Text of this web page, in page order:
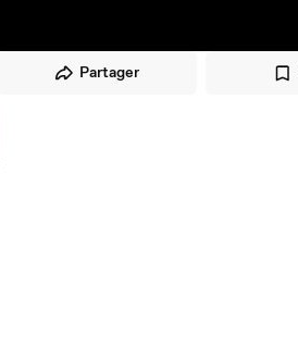
Partager